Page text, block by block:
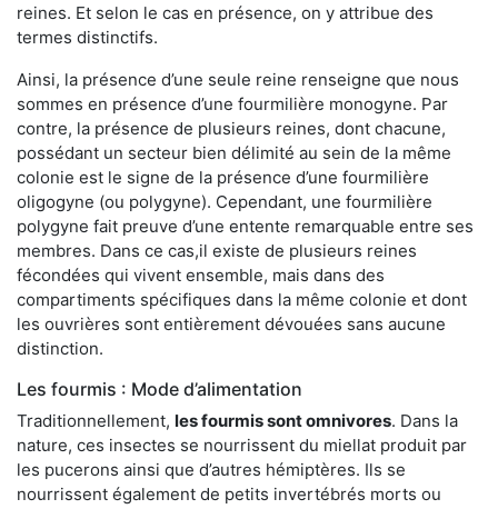
reines. Et selon le cas en présence, on y attribue des
termes distinctifs.
Ainsi, la présence d’une seule reine renseigne que nous
sommes en présence d’une fourmilière monogyne. Par
contre, la présence de plusieurs reines, dont chacune,
possédant un secteur bien délimité au sein de la même
colonie est le signe de la présence d’une fourmilière
oligogyne (ou polygyne). Cependant, une fourmilière
polygyne fait preuve d’une entente remarquable entre ses
membres. Dans ce cas,il existe de plusieurs reines
fécondées qui vivent ensemble, mais dans des
compartiments spécifiques dans la même colonie et dont
les ouvrières sont entièrement dévouées sans aucune
distinction.
Les fourmis : Mode d’alimentation
Traditionnellement, les fourmis sont omnivores. Dans la
nature, ces insectes se nourrissent du miellat produit par
les pucerons ainsi que d’autres hémiptères. Ils se
nourrissent également de petits invertébrés morts ou